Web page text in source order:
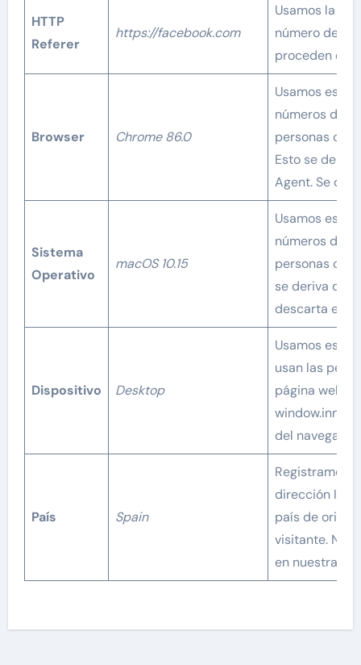
HTTP
Referer
https://facebook.com
Usamos la
número de
proceden de
Browser Chrome 86.0
Usamos esto
números de
personas
Esto se
Agent. Se
Sistema
Operativo
macOS 10.15
Usamos esto
números de
personas
se deriva del
descarta el
Dispositivo Desktop
Usamos esto
usan las
página web.
del
País Spain
Registramos
dirección IP.
país de
visitante.
en nuestra